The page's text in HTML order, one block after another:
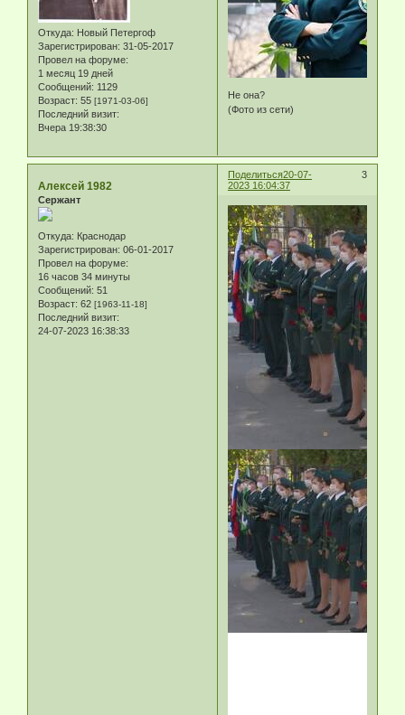
Откуда: Новый Петергоф
Зарегистрирован: 31-05-2017
Провел на форуме:
1 месяц 19 дней
Сообщений: 1129
Возраст: 55 [1971-03-06]
Последний визит:
Вчера 19:38:30
Не она?
(Фото из сети)
Поделиться 3
20-07-
2023 16:04:37
Алексей 1982
Сержант
Откуда: Краснодар
Зарегистрирован: 06-01-2017
Провел на форуме:
16 часов 34 минуты
Сообщений: 51
Возраст: 62 [1963-11-18]
Последний визит:
24-07-2023 16:38:33